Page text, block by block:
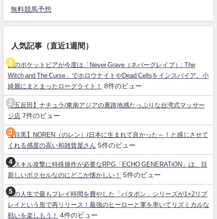
無料競馬予想
人気記事（直近1週間）
あのポケットピアが今度は「Never Grave（ネバーグレイブ）: The
Witch and The Curse」でホロウナイトやDead Cellsをインスパイア。小
綺麗にまとまったローグライト！
8件のビュー
【五反田】ナチュラ/東南アジアの裏路地感たっぷりな台湾式マッサー
ジ店 7件のビュー
【目黒】NOREN（のレン）/日本に生まれて良かった～！と感じさせて
くれる感度の高い和雑貨屋さん 5件のビュー
全スキル攻撃に特殊操作が必要なRPG「ECHO GENERATiON」は、目
新しいボクセルなのにどこか懐かしい！
5件のビュー
私の人生で最もプレイ時間を費やした「パタポン」シリーズが1+2リプ
レイという形で再リリース！最強のヒーローと軍を率いてリズミカルな
戦いを楽しもう！
4件のビュー